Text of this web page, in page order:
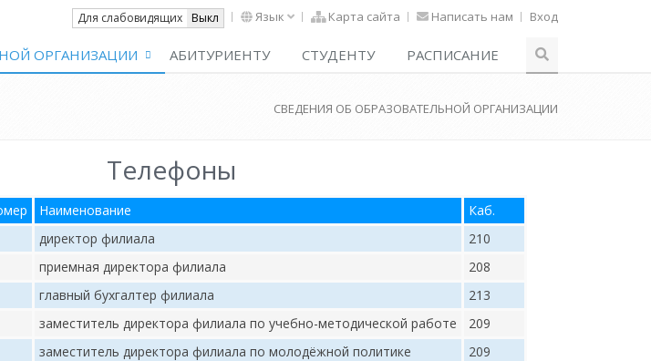
Для слабовидящих Выкл Язык Карта сайта Написать нам Вход
ОРГАНИЗАЦИИ АБИТУРИЕНТУ СТУДЕНТУ РАСПИСАНИЕ
СВЕДЕНИЯ ОБ ОБРАЗОВАТЕЛЬНОЙ ОРГАНИЗАЦИИ
Телефоны
Наименование
Каб.
директор филиала
210
приемная директора филиала
208
главный бухгалтер филиала
213
заместитель директора филиала по учебно-методической работе
209
заместитель директора филиала по молодёжной политике
209